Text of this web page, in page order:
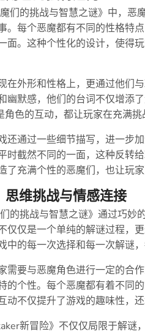
们的挑战与智慧之谜》中，恶
。每个恶魔都有不同的性格特
面。这种个性化的设计，使得
在外形和性格上，更通过他们
幽默感，他们的台词不仅增添
角色的互动，都让玩家在充满
还通过一些细节描写，进一步
时截然不同的一面，这种反转
了充满个性的恶魔们，也让玩
维挑战与情感连接
的挑战与智慧之谜》通过巧妙
仅仅是一个单纯的解谜过程，
中的每一次选择和每一次解谜
需要与恶魔角色进行一定的合
的个性。每个恶魔都有着不同
动不仅提升了游戏的趣味性，还
新冒险》不仅仅局限于解谜